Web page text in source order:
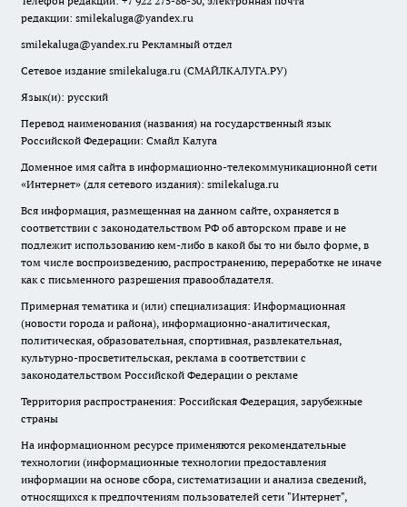
редакции: smilekaluga@yandex.ru
smilekaluga@yandex.ru Рекламный отдел
Сетевое издание smilekaluga.ru (СМАЙЛКАЛУГА.РУ)
Язык(и): русский
Перевод наименования (названия) на государственный язык
Российской Федерации: Смайл Калуга
Доменное имя сайта в информационно-телекоммуникационной сети
«Интернет» (для сетевого издания): smilekaluga.ru
Вся информация, размещенная на данном сайте, охраняется в
соответствии с законодательством РФ об авторском праве и не
подлежит использованию кем-либо в какой бы то ни было форме, в
том числе воспроизведению, распространению, переработке не иначе
как с письменного разрешения правообладателя.
Примерная тематика и (или) специализация: Информационная
(новости города и района), информационно-аналитическая,
политическая, образовательная, спортивная, развлекательная,
культурно-просветительская, реклама в соответствии с
законодательством Российской Федерации о рекламе
Территория распространения: Российская Федерация, зарубежные
страны
На информационном ресурсе применяются рекомендательные
технологии (информационные технологии предоставления
информации на основе сбора, систематизации и анализа сведений,
относящихся к предпочтениям пользователей сети "Интернет",